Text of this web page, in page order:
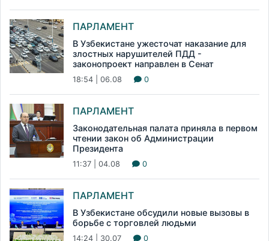
ПАРЛАМЕНТ
В Узбекистане ужесточат наказание для
злостных нарушителей ПДД -
законопроект направлен в Сенат
18:54 | 06.08 0
ПАРЛАМЕНТ
Законодательная палата приняла в первом
чтении закон об Администрации
Президента
11:37 | 04.08 0
ПАРЛАМЕНТ
В Узбекистане обсудили новые вызовы в
борьбе с торговлей людьми
14:24 | 30.07 0